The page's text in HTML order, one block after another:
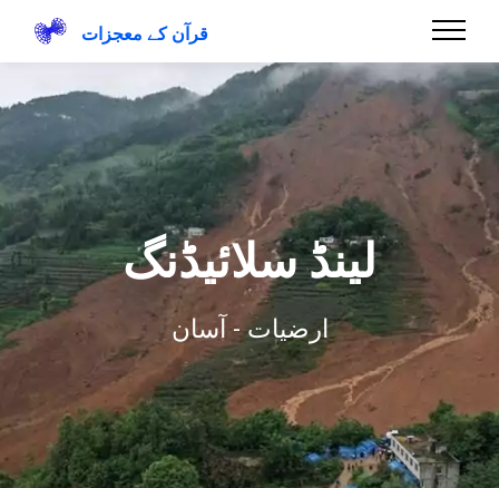
قرآن کے معجزات
لینڈ سلائیڈنگ
ارضیات - آسان